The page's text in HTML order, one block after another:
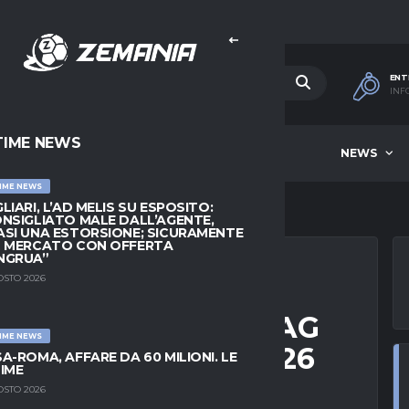
NEWS
NEWS
NEWS
L’AD MELIS SU ESPOSITO:
MALE DALL’AGENTE,
UNA ESTORSIONE; SICURAMENTE
MERCATO CON OFFERTA
2026
NEWS
ROMA, AFFARE DA 60 MILIONI. LE
2026
VS QARABAG
24 FEBBRAIO 2026